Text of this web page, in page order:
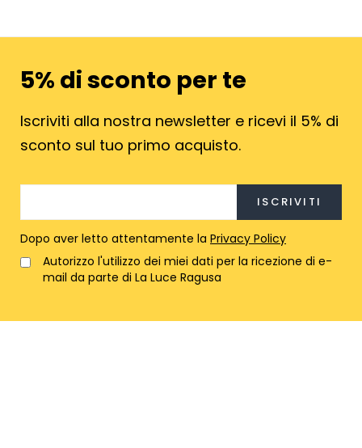
5% di sconto per te
Iscriviti alla nostra newsletter e ricevi il 5% di
sconto sul tuo primo acquisto.
Dopo aver letto attentamente la Privacy Policy
Autorizzo l'utilizzo dei miei dati per la ricezione di e-
mail da parte di La Luce Ragusa